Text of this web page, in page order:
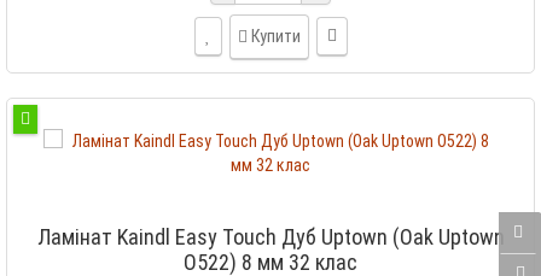
Купити
Ламінат Kaindl Easy Touch Дуб Uptown (Oak Uptown
O522) 8 мм 32 клас